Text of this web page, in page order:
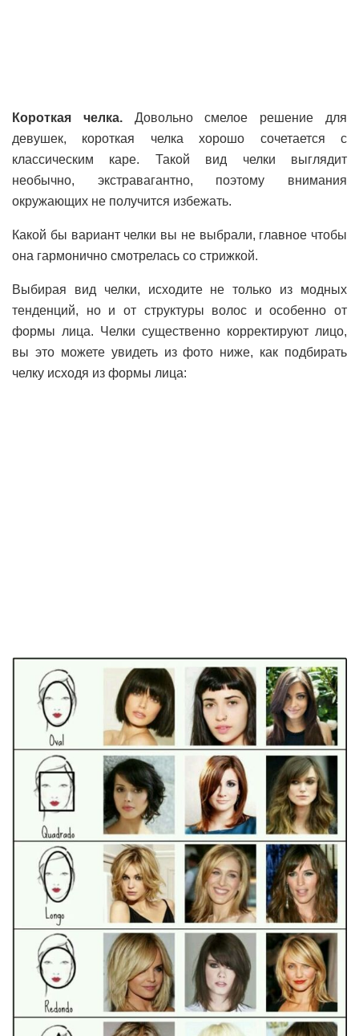
Короткая челка.Довольно смелое решение для
девушек, короткая челка хорошо сочетается с
классическим каре. Такой вид челки выглядит
необычно, экстравагантно, поэтому внимания
окружающих не получится избежать.
Какой бы вариант челки вы не выбрали, главное чтобы
она гармонично смотрелась со стрижкой.
Выбирая вид челки, исходите не только из модных
тенденций, но и от структуры волос и особенно от
формы лица. Челки существенно корректируют лицо,
вы это можете увидеть из фото ниже, как подбирать
челку исходя из формы лица: